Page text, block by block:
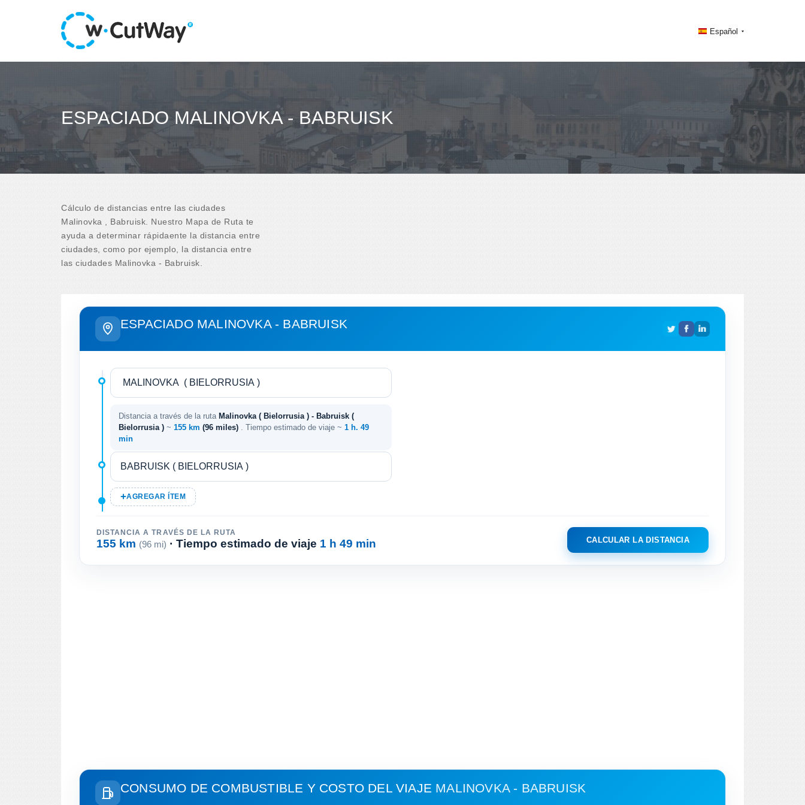
Español
ESPACIADO MALINOVKA - BABRUISK
Cálculo de distancias entre las ciudades
Malinovka , Babruisk. Nuestro Mapa de Ruta te
ayuda a determinar rápidaente la distancia entre
ciudades, como por ejemplo, la distancia entre
las ciudades Malinovka - Babruisk.
ESPACIADO MALINOVKA - BABRUISK
Distancia a través de la ruta Malinovka ( Bielorrusia ) - Babruisk (
Bielorrusia ) ~ 155 km (96 miles) . Tiempo estimado de viaje ~ 1 h. 49
min
AGREGAR ÍTEM
DISTANCIA A TRAVÉS DE LA RUTA
155 km (96 mi) · Tiempo estimado de viaje 1 h 49 min CALCULAR LA DISTANCIA
CONSUMO DE COMBUSTIBLE Y COSTO DEL VIAJE MALINOVKA - BABRUISK